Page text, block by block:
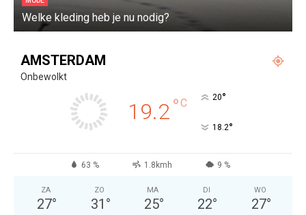
Welke kleding heb je nu nodig?
AMSTERDAM
Onbewolkt
19.2°C 20°
18.2°
63 % 1.8kmh 9 %
ZA
27°
ZO
31 °
MA
25°
DI
22°
WO
27°